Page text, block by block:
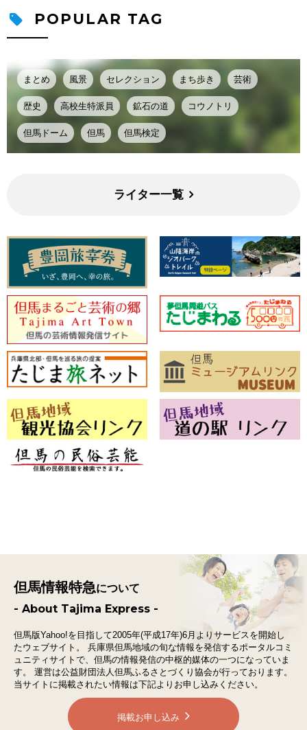
POPULAR TAG
まとめ 風景 セレクション まち歩き 芸術
歴史 高校生特派員 鉱石の道 コウノトリ
但馬ドーム 但馬 但馬検定
ライター一覧
但馬情報特急について
- About Tajima Express -
但馬版Yahoo!を目指して2005年(平成17年)6月よりサービスを開始し
たウェブサイト。
兵庫県但馬地域の旬な情報を発信するポータルコミ
ュニティサイトで、 但馬の情報発信の中枢的媒体の一つになっていま
す。
運営は公益財団法人但馬ふるさとづくり協会が行っております。
当サイトに掲載されたい情報は下記よりお申し込みください。
掲載お申し込み